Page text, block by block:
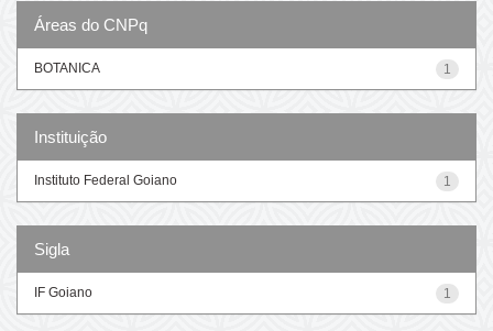
Áreas do CNPq
1
BOTANICA
Instituição
1
Instituto Federal Goiano
Sigla
1
IF Goiano